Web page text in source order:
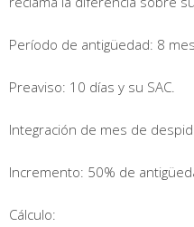
Período de antigüedad: 8
Preaviso: 10 días y su SAC.
Integración de mes de
Incremento: 50% de
Cálculo: